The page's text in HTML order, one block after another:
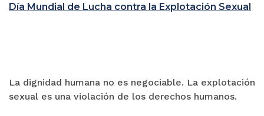
Día Mundial de Lucha contra la Explotación Sexual
La dignidad humana no es negociable. La explotación
sexual es una violación de los derechos humanos.